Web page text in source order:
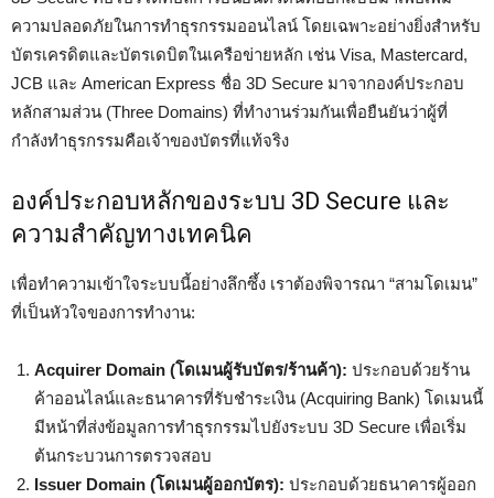
ความปลอดภัยในการทำธุรกรรมออนไลน์ โดยเฉพาะอย่างยิ่งสำหรับ
บัตรเครดิตและบัตรเดบิตในเครือข่ายหลัก เช่น Visa, Mastercard,
JCB และ American Express ชื่อ 3D Secure มาจากองค์ประกอบ
หลักสามส่วน (Three Domains) ที่ทำงานร่วมกันเพื่อยืนยันว่าผู้ที่
กำลังทำธุรกรรมคือเจ้าของบัตรที่แท้จริง
องค์ประกอบหลักของระบบ 3D Secure และ
ความสำคัญทางเทคนิค
เพื่อทำความเข้าใจระบบนี้อย่างลึกซึ้ง เราต้องพิจารณา “สามโดเมน”
ที่เป็นหัวใจของการทำงาน:
Acquirer Domain (โดเมนผู้รับบัตร/ร้านค้า): ประกอบด้วยร้าน
ค้าออนไลน์และธนาคารที่รับชำระเงิน (Acquiring Bank) โดเมนนี้
มีหน้าที่ส่งข้อมูลการทำธุรกรรมไปยังระบบ 3D Secure เพื่อเริ่ม
ต้นกระบวนการตรวจสอบ
Issuer Domain (โดเมนผู้ออกบัตร): ประกอบด้วยธนาคารผู้ออก